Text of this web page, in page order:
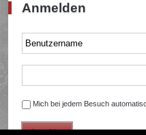
Anmelden
Mich bei jedem Besuch